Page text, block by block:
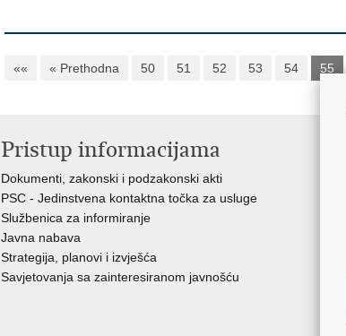
«« « Prethodna 50 51 52 53 54 55
Pristup informacijama
Dokumenti, zakonski i podzakonski akti
PSC - Jedinstvena kontaktna točka za usluge
Službenica za informiranje
Javna nabava
Strategija, planovi i izvješća
Savjetovanja sa zainteresiranom javnošću